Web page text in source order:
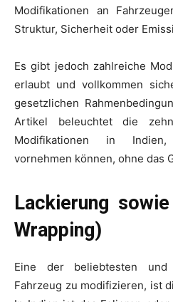
Modifikationen an
Struktur, Sicherheit oder
Es gibt jedoch zahlreiche
erlaubt und vollkommen
gesetzlichen
Artikel beleuchtet die
Modifikationen in
vornehmen können, ohne das
Lackierung
Wrapping)
Eine der beliebtesten
Fahrzeug zu modifizieren, ist